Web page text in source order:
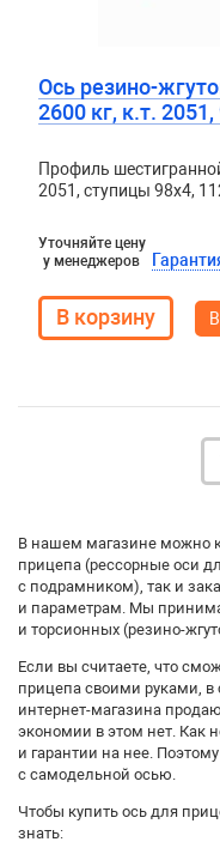
Ось резино-
2600 кг, к.т.
Профиль
2051, ступицы 98х4,
Уточняйте цену
у менеджеров
В нашем магазине можно
прицепа (рессорные оси
с подрамником), так и
и параметрам. Мы
и торсионных (резино-
Если вы считаете, что
прицепа своими руками,
интернет-магазина
экономии в этом нет. Как
и гарантии на нее.
с самодельной осью.
Чтобы купить ось для
знать: